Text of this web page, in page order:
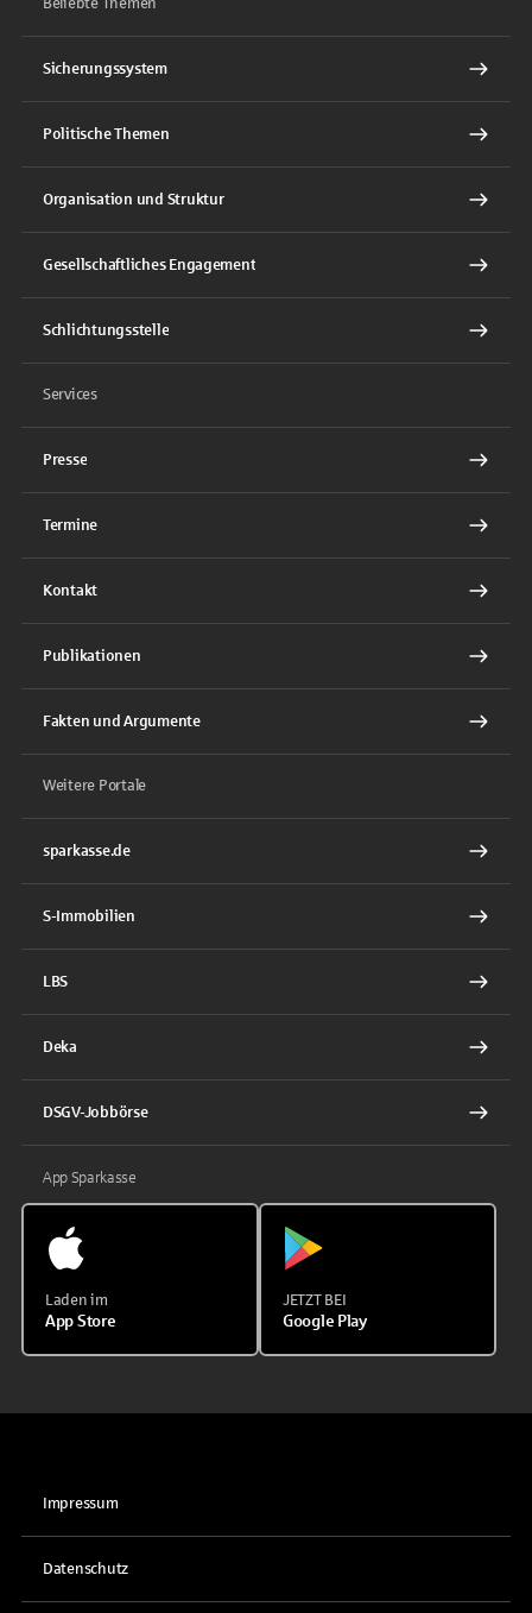
Beliebte Themen
Sicherungssystem
Politische Themen
Organisation und Struktur
Gesellschaftliches Engagement
Schlichtungsstelle
Services
Presse
Termine
Kontakt
Publikationen
Fakten und Argumente
Weitere Portale
sparkasse.de
S-Immobilien
LBS
Deka
DSGV-Jobbörse
App Sparkasse
Laden im
App Store
JETZT BEI
Google Play
Impressum
Datenschutz